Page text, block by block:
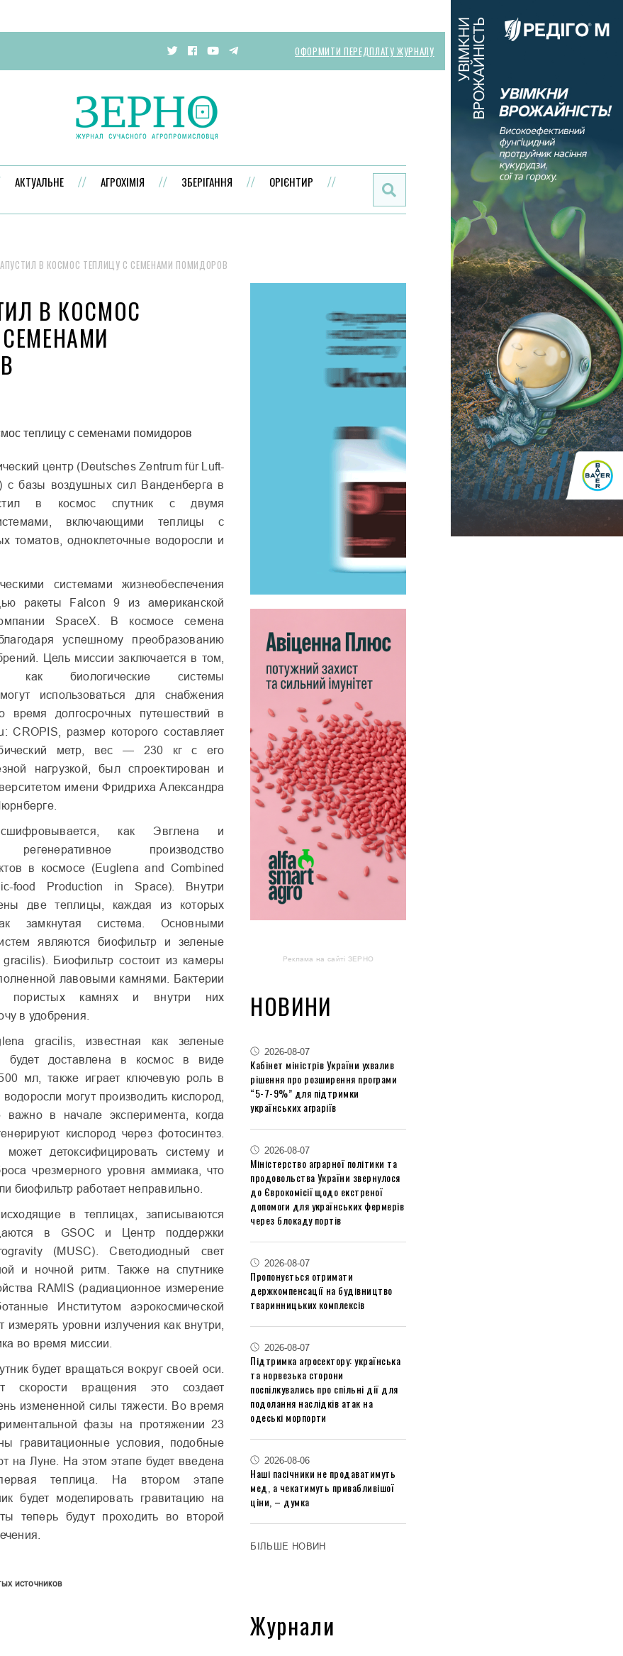
ОФОРМИТИ ПЕРЕДПЛАТУ ЖУРНАЛУ
АКТУАЛЬНЕ АГРОХІМІЯ ЗБЕРІГАННЯ
ОРІЄНТИР
В КОСМОС ТЕПЛИЦУ С СЕМЕНАМИ ПОМИДОРОВ
В КОСМОС
центр (Deutsches Zentrum für Luft-
с базы воздушных сил Ванденберга в
в космос спутник с двумя
включающими теплицы с
томатов, одноклеточные водоросли и
системами жизнеобеспечения
ракеты Falcon 9 из американской
SpaceX. В космосе семена
успешному преобразованию
Цель миссии заключается в том,
как биологические системы
использоваться для снабжения
время долгосрочных путешествий в
CROPIS, размер которого составляет
метр, вес — 230 кг с его
нагрузкой, был спроектирован и
имени Фридриха Александра
как Эвглена и
регенеративное производство
в космосе (Euglena and Combined
food Production in Space). Внутри
две теплицы, каждая из которых
замкнутая система. Основными
являются биофильтр и зеленые
Биофильтр состоит из камеры
лавовыми камнями. Бактерии
пористых камнях и внутри них
в удобрения.
gracilis, известная как зеленые
будет доставлена в космос в виде
мл, также играет ключевую роль в
могут производить кислород,
важно в начале эксперимента, когда
кислород через фотосинтез.
детоксифицировать систему и
чрезмерного уровня аммиака, что
биофильтр работает неправильно.
в теплицах, записываются
в GSOC и Центр поддержки
(MUSC). Светодиодный свет
и ночной ритм. Также на спутнике
RAMIS (радиационное измерение
Институтом аэрокосмической
уровни излучения как внутри,
во время миссии.
будет вращаться вокруг своей оси.
скорости вращения это создает
измененной силы тяжести. Во время
фазы на протяжении 23
гравитационные условия, подобные
на Луне. На этом этапе будет введена
теплица. На втором этапе
будет моделировать гравитацию на
теперь будут проходить во второй
источников
Реклама на сайті ЗЕРНО
НОВИНИ
2026-08-07
Кабінет міністрів України ухвалив
рішення про розширення програми
“5-7-9%” для підтримки
українських аграріїв
2026-08-07
Міністерство аграрної політики та
продовольства України звернулося
до Єврокомісії щодо екстреної
допомоги для українських фермерів
через блокаду портів
2026-08-07
Пропонується отримати
держкомпенсації на будівництво
тваринницьких комплексів
2026-08-07
Підтримка агросектору: українська
та норвезька сторони
поспілкувались про спільні дії для
подолання наслідків атак на
одеські морпорти
2026-08-06
Наші пасічники не продаватимуть
мед, а чекатимуть привабливішої
ціни, – думка
БІЛЬШЕ НОВИН
Журнали